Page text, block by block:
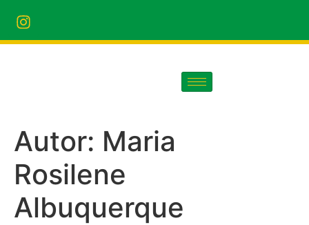
Autor: Maria
Rosilene
Albuquerque